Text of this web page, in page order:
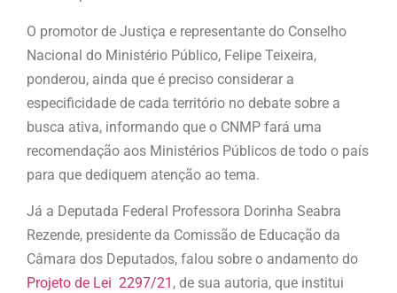
O promotor de Justiça e representante do Conselho
Nacional do Ministério Público, Felipe Teixeira,
ponderou, ainda que é preciso considerar a
especificidade de cada território no debate sobre a
busca ativa, informando que o CNMP fará uma
recomendação aos Ministérios Públicos de todo o país
para que dediquem atenção ao tema.
Já a Deputada Federal Professora Dorinha Seabra
Rezende, presidente da Comissão de Educação da
Câmara dos Deputados, falou sobre o andamento do
Projeto de Lei 2297/21 , de sua autoria, que institui